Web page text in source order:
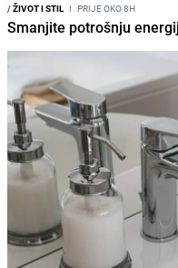
/ŽIVOT I STIL I PRIJE OKO 8H
Smanjite potrošnju